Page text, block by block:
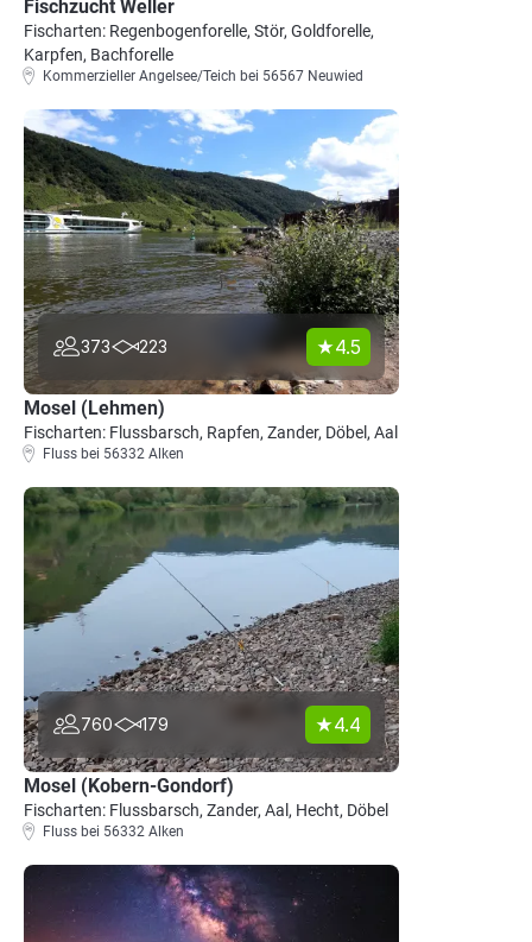
Fischzucht Weller
Fischarten: Regenbogenforelle, Stör, Goldforelle,
Karpfen, Bachforelle
Kommerzieller Angelsee/Teich bei 56567 Neuwied
373 223 4.5
Mosel (Lehmen)
Fischarten: Flussbarsch, Rapfen, Zander, Döbel, Aal
Fluss bei 56332 Alken
760 179 4.4
Mosel (Kobern-Gondorf)
Fischarten: Flussbarsch, Zander, Aal, Hecht, Döbel
Fluss bei 56332 Alken